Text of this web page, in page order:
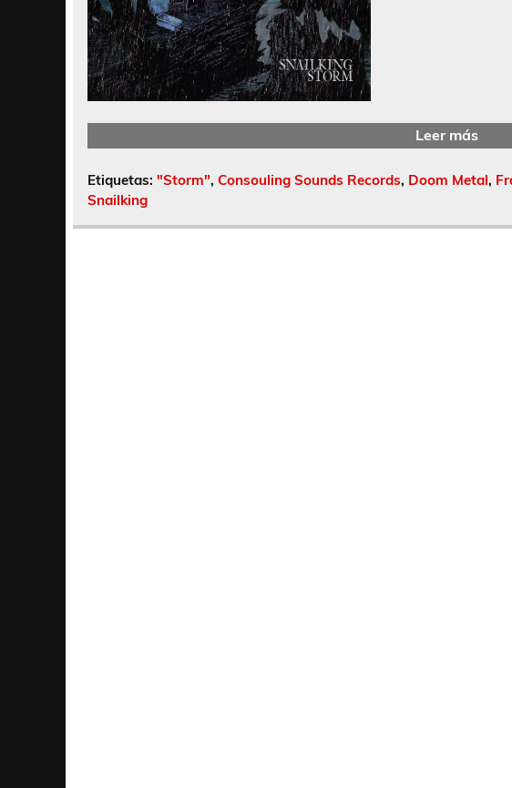
Leer más
Etiquetas: "Storm", Consouling Sounds Records, Doom Metal,
Snailking